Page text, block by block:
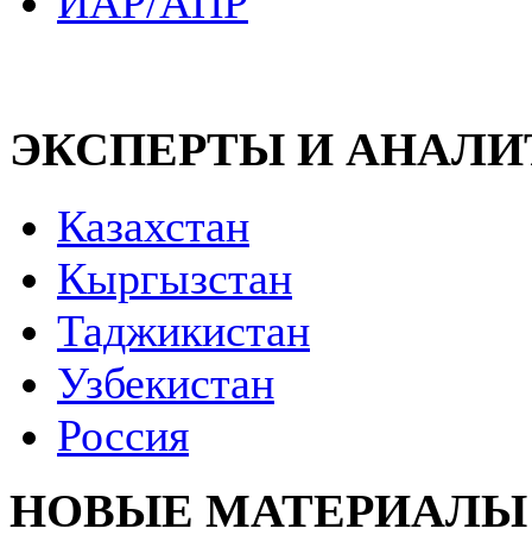
ЭКСПЕРТЫ И
Казахстан
Кыргызстан
Таджикистан
Узбекистан
Россия
НОВЫЕ МАТЕРИАЛЫ